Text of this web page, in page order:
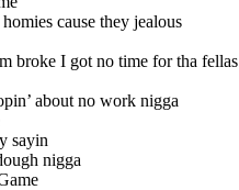
cause they jealous
broke I got no time for tha fellas
about no work nigga
sayin
nigga